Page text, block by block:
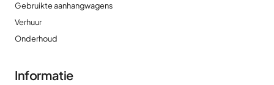
Gebruikte aanhangwagens
Verhuur
Onderhoud
Informatie